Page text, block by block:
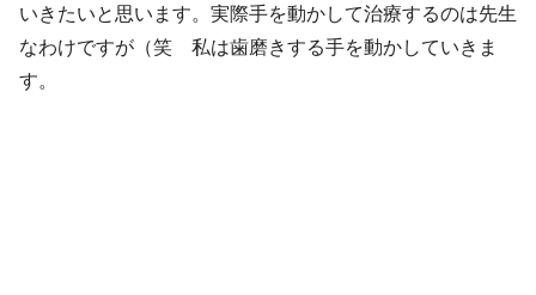
いきたいと思います。実際手を動かして治療するのは先生
なわけですが（笑 私は歯磨きする手を動かしていきま
す。